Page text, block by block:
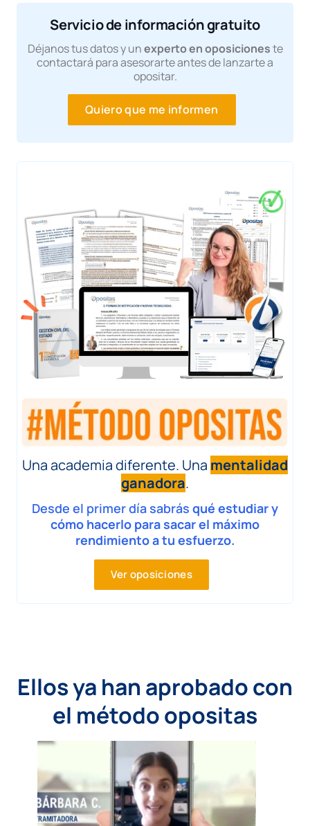
Servicio de información gratuito
Déjanos tus datos y unexperto en oposicioneste
contactará para asesorarte antes de lanzarte a
opositar.
Quiero que me informen
Una academia diferente. Una mentalidad
ganadora.
Desde el primer día sabrás qué estudiar y
cómo hacerlo para sacar el máximo
rendimiento a tu esfuerzo.
Ver oposiciones
Ellos ya han aprobado con
el método opositas